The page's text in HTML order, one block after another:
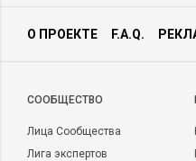
О ПРОЕКТЕ F.A.Q.
CООБЩЕСТВО
Лица Сообщества
Лига экспертов